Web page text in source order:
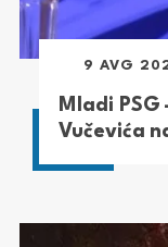
9 AVG
Mladi
Vučevića